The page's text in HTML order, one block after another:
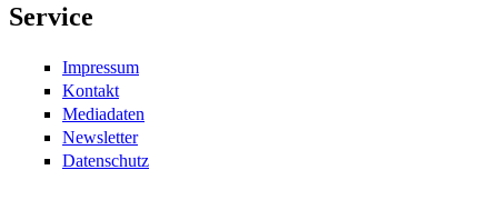
Service
Impressum
Kontakt
Mediadaten
Newsletter
Datenschutz